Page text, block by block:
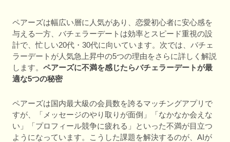
ペアーズは幅広い層に人気があり、恋愛初心者に安心感を
与える一方、バチェラーデートは効率とスピード重視の設
計で、忙しい20代・30代に向いています。次では、バチェ
ラーデートが人気急上昇中の5つの理由をさらに詳しく解説
します。 ペアーズに不満を感じたらバチェラーデートが最
適な5つの秘密
ペアーズは国内最大級の会員数を誇るマッチングアプリで
すが、「メッセージのやり取りが面倒」「なかなか会えな
い」「プロフィール競争に疲れる」といった不満が目立つ
ようになっています。こうした課題を解決するのが、AIが